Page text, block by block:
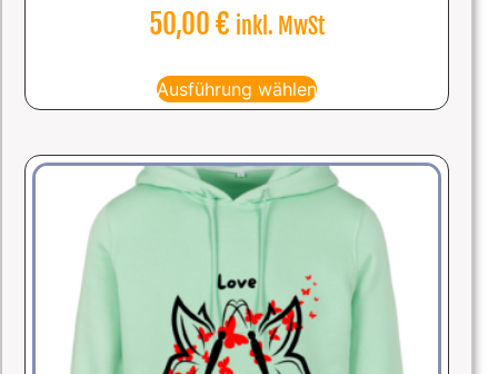
50,00€ inkl. MwSt
Ausführung wählen